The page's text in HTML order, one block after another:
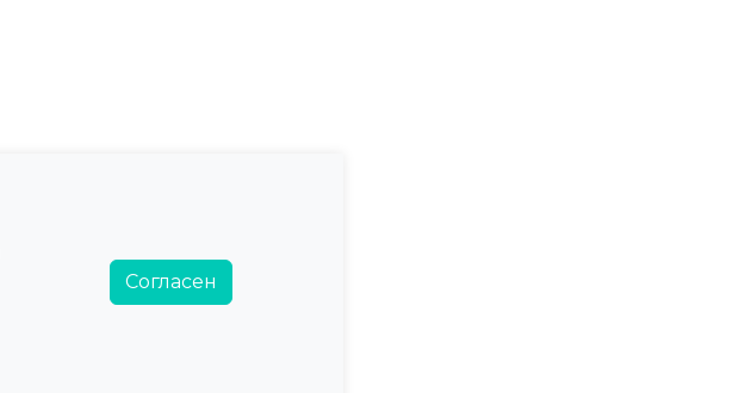
Согласен